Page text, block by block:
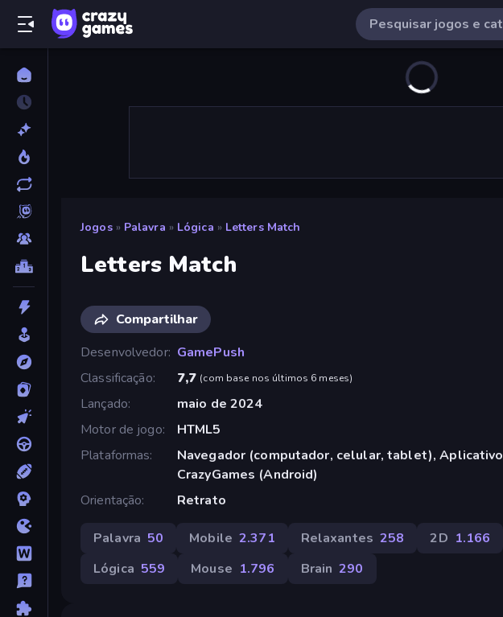
Jogos » Palavra » Lógica » Letters Match
Letters Match
Compartilhar
Desenvolvedor GamePush
Classificação
7,7 (com base nos últimos 6 meses)
Lançado
maio de 2024
Motor de jogo
HTML5
Plataformas
Navegador (computador, celular, tablet), Aplicativo
CrazyGames (Android)
Orientação
Retrato
Palavra 50 Mobile 2.371 Relaxantes 258 2D 1.166
Lógica 559 Mouse 1.796 Brain 290